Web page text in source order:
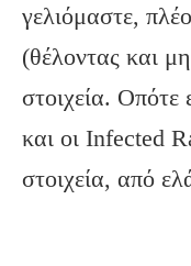
γελιόμαστε,
(θέλοντας και
στοιχεία. Οπότε
και οι Infected
στοιχεία, από